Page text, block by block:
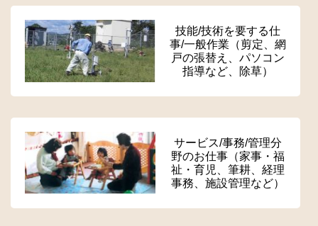
技能/技術を要する仕
事/一般作業（剪定、網
戸の張替え、パソコン
指導など、除草）
サービス/事務/管理分
野のお仕事（家事・福
祉・育児、筆耕、経理
事務、施設管理など）